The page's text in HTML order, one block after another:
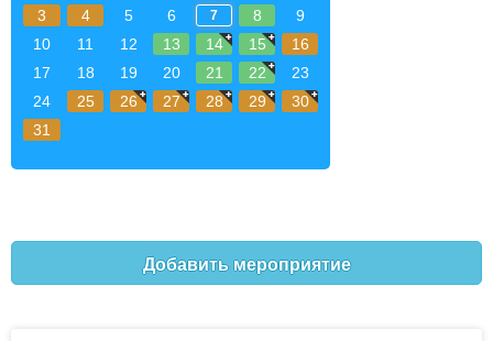
3
4 5 6 7 8
9
10
11 12 13 14 15
16
17
18 19 20 21 22
23
24
25 26 27 28 29
30
31
Добавить мероприятие